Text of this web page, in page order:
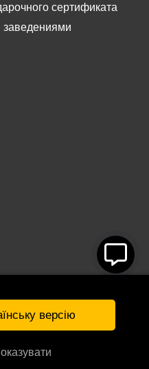
сертификата
заведениями
версію